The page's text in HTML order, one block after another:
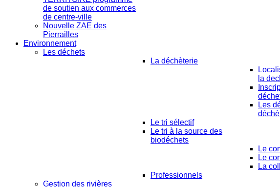
de soutien aux commerces
de centre-ville
Nouvelle ZAE des
Pierrailles
Environnement
Les déchets
La déchèterie
la
Les
Le tri sélectif
Le tri à la source des
biodéchets
Le
Le
La
Professionnels
Gestion des rivières